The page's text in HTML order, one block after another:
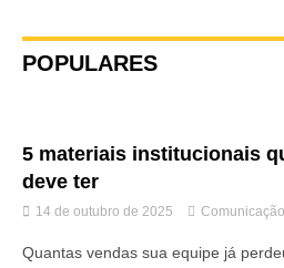
POPULARES
5 materiais institucionais
deve ter
14 de outubro de 2025 Comunicação
Quantas vendas sua equipe já